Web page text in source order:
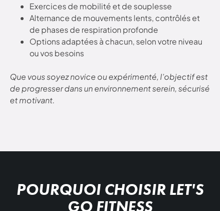
Exercices de mobilité et de souplesse
Alternance de mouvements lents, contrôlés et
de phases de respiration profonde
Options adaptées à chacun, selon votre niveau
ou vos besoins
Que vous soyez novice ou expérimenté, l’objectif est
de progresser dans un environnement serein, sécurisé
et motivant.
POURQUOI CHOISIR LET'S
GO FITNESS